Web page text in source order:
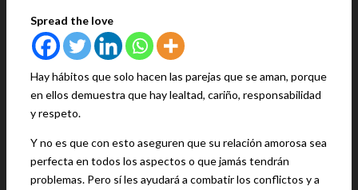
Spread the love
Hay hábitos que solo hacen las parejas que se aman, porque
en ellos demuestra que hay lealtad, cariño, responsabilidad
y respeto.
Y no es que con esto aseguren que su relación amorosa sea
perfecta en todos los aspectos o que jamás tendrán
problemas. Pero sí les ayudará a combatir los conflictos y a